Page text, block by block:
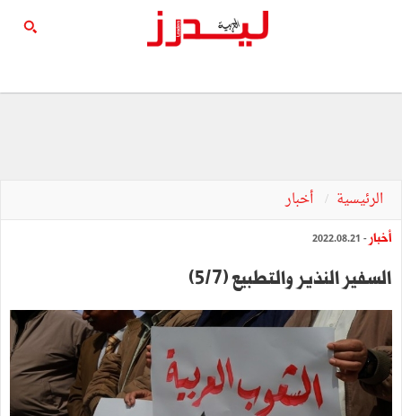
الرئيسية أخبار
أخبار - 2022.08.21
السفير النذير والتطبيع (5/7)